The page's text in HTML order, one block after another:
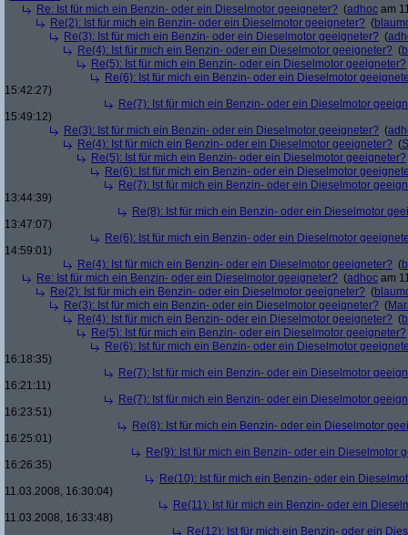
Re: Ist für mich ein Benzin- oder ein Dieselmotor geeigneter? (adhoc am
Re(2): Ist für mich ein Benzin- oder ein Dieselmotor geeigneter? (
Re(3): Ist für mich ein Benzin- oder ein Dieselmotor geeigneter? (
Re(4): Ist für mich ein Benzin- oder ein Dieselmotor geeigneter? (
Re(5): Ist für mich ein Benzin- oder ein Dieselmotor geeigneter?
Re(6): Ist für mich ein Benzin- oder ein Dieselmotor
15:42:27)
Re(7): Ist für mich ein Benzin- oder ein Dieselmotor
15:49:12)
Re(3): Ist für mich ein Benzin- oder ein Dieselmotor geeigneter? (
Re(4): Ist für mich ein Benzin- oder ein Dieselmotor geeigneter? (
Re(5): Ist für mich ein Benzin- oder ein Dieselmotor geeigneter?
Re(6): Ist für mich ein Benzin- oder ein Dieselmotor
Re(7): Ist für mich ein Benzin- oder ein Dieselmotor
13:44:39)
Re(8): Ist für mich ein Benzin- oder ein Dieselmotor
13:47:07)
Re(6): Ist für mich ein Benzin- oder ein Dieselmotor
14:59:01)
Re(4): Ist für mich ein Benzin- oder ein Dieselmotor geeigneter? (
Re: Ist für mich ein Benzin- oder ein Dieselmotor geeigneter? (adhoc am
Re(2): Ist für mich ein Benzin- oder ein Dieselmotor geeigneter? (
Re(3): Ist für mich ein Benzin- oder ein Dieselmotor geeigneter? (
Re(4): Ist für mich ein Benzin- oder ein Dieselmotor geeigneter? (
Re(5): Ist für mich ein Benzin- oder ein Dieselmotor geeigneter?
Re(6): Ist für mich ein Benzin- oder ein Dieselmotor
16:18:35)
Re(7): Ist für mich ein Benzin- oder ein Dieselmotor
16:21:11)
Re(7): Ist für mich ein Benzin- oder ein Dieselmotor
16:23:51)
Re(8): Ist für mich ein Benzin- oder ein Dieselmotor
16:25:01)
Re(9): Ist für mich ein Benzin- oder ein Dieselmotor
16:26:35)
Re(10): Ist für mich ein Benzin- oder ein
11.03.2008, 16:30:04)
Re(11): Ist für mich ein Benzin- oder ein
11.03.2008, 16:33:48)
Re(12): Ist für mich ein Benzin- oder ein